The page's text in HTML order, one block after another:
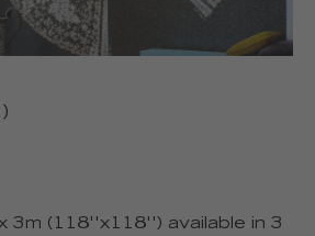
3m (118''x118'') available in 3